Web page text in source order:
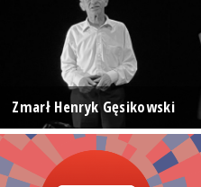
Zmarł Henryk Gęsikowski